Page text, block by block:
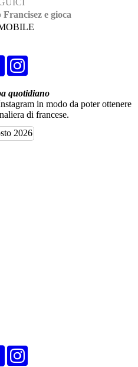
e gioca
quotidiano
in modo da poter ottenere
di francese.
2026